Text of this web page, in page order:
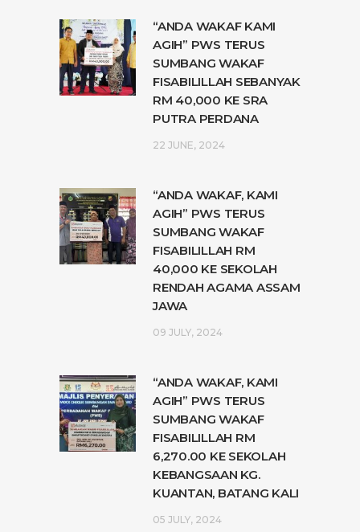
“ANDA WAKAF KAMI
AGIH” PWS TERUS
SUMBANG WAKAF
FISABILILLAH SEBANYAK
RM 40,000 KE SRA
PUTRA PERDANA
22 JUNE, 2024
“ANDA WAKAF, KAMI
AGIH” PWS TERUS
SUMBANG WAKAF
FISABILILLAH RM
40,000 KE SEKOLAH
RENDAH AGAMA ASSAM
JAWA
09 JULY, 2024
“ANDA WAKAF, KAMI
AGIH” PWS TERUS
SUMBANG WAKAF
FISABILILLAH RM
6,270.00 KE SEKOLAH
KEBANGSAAN KG.
KUANTAN, BATANG KALI
05 JULY, 2024